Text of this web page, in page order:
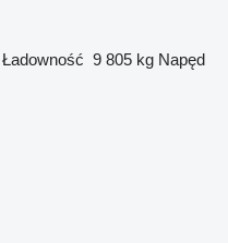
Ładowność 9 805 kg Napęd